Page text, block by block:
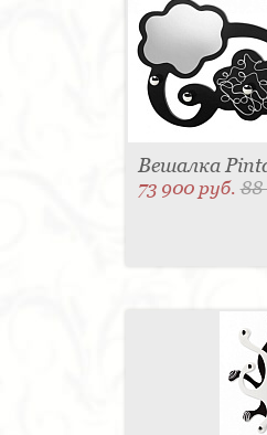
Вешалка
73 900 руб.88